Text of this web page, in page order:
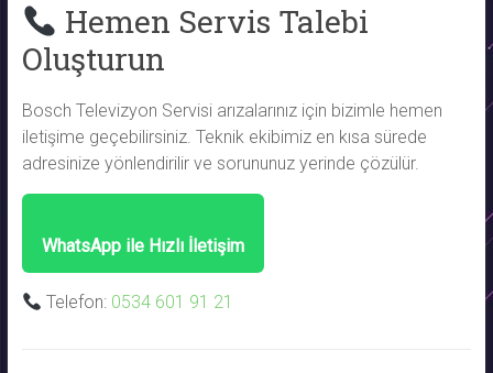
Hemen Servis Talebi
Oluşturun
Bosch Televizyon Servisi arızalarınız için bizimle hemen
iletişime geçebilirsiniz. Teknik ekibimiz en kısa sürede
adresinize yönlendirilir ve sorununuz yerinde çözülür.
WhatsApp ile Hızlı İletişim
Telefon: 0534 601 91 21